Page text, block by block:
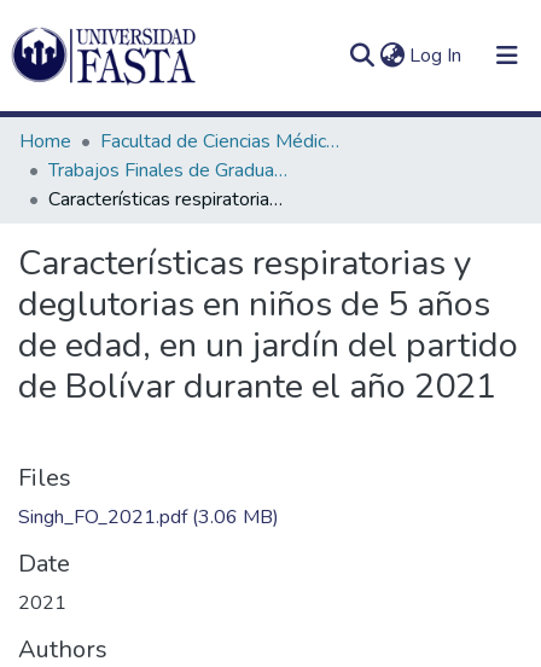
Log In (current)
Communities
&
Collections
All of DSpace
In(current)
Home
Facultad de Ciencias Médicas
Trabajos Finales de Graduación de Licenciatura en Fonoaudiología
Características respiratorias y deglutorias en niños de 5 años de edad, en un jardín del partido de Bolívar durante el año 2021
Características respiratorias y
deglutorias en niños de 5 años
de edad, en un jardín del partido
de Bolívar durante el año 2021
Files
Singh_FO_2021.pdf(3.06 MB)
Date
2021
Authors